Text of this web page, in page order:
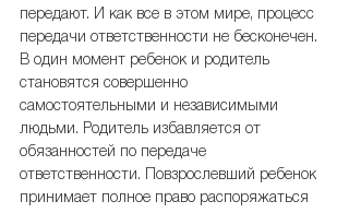
передают. И как все в этом мире, процесс
передачи ответственности не бесконечен.
В один момент ребенок и родитель
становятся совершенно
самостоятельными и независимыми
людьми. Родитель избавляется от
обязанностей по передаче
ответственности. Повзрослевший ребенок
принимает полное право распоряжаться